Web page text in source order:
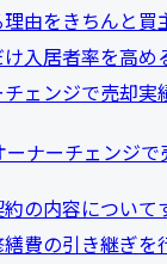
由をきちんと買
入居者率を高め
ェンジで売却実
ーナーチェンジ
の内容について
費の引き継ぎを